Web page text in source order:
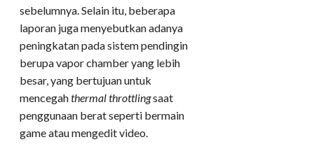
sebelumnya. Selain itu, beberapa
laporan juga menyebutkan adanya
peningkatan pada sistem pendingin
berupa vapor chamber yang lebih
besar, yang bertujuan untuk
mencegahthermal throttlingsaat
penggunaan berat seperti bermain
game atau mengedit video.